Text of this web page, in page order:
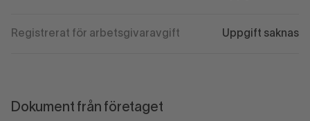
Registrerat för arbetsgivaravgift Uppgift saknas
Dokument från företaget